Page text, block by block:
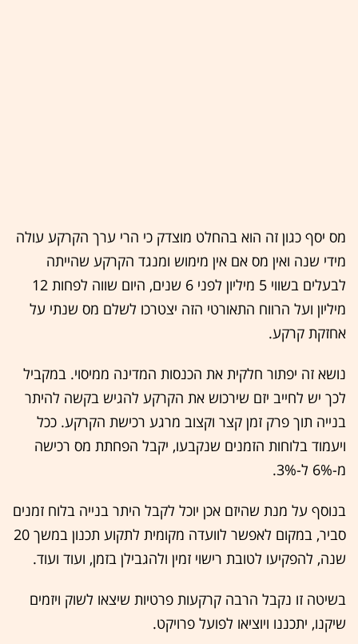
מס יסף כגון זה הוא בהחלט מוצדק כי הרי ערך הקרקע עולה
מידי שנה ואין מס אם אין מימוש ומנגד הקרקע שהייתה
לבעלים בשווי 5 מיליון לפני 6 שנים, היום שווה לפחות 12
מיליון ועל הרווח התאורטי הזה יצטרכו לשלם מס שנתי על
אחזקת קרקע.
נושא זה יפתור חלקית את הכנסות המדינה ממיסוי. במקביל
לכך יש לחייב יזם שירכוש את הקרקע להגיש בקשה להיתר
בנייה תוך פרק זמן קצר וקצוב מרגע רכישת הקרקע. ככל
ויעמוד בלוחות הזמנים שנקבעו, יקבל הפחתת מס רכישה
מ-6% ל-3%.
בנוסף על מנת שהיזם אכן יוכל לקבל היתר בנייה בלוח זמנים
סביר, במקום לאפשר לוועדה מקומית לתקוע תכנון במשך 20
שנה, להפקיעו לטובת רישוי זמין ולהגבילן בזמן, ועוד ועוד.
בשיטה זו נקבל הרבה קרקעות פרטיות שיצאו לשוק ויזמים
שיקנו, יתכננו ויוציאו לפועל פרויקט.